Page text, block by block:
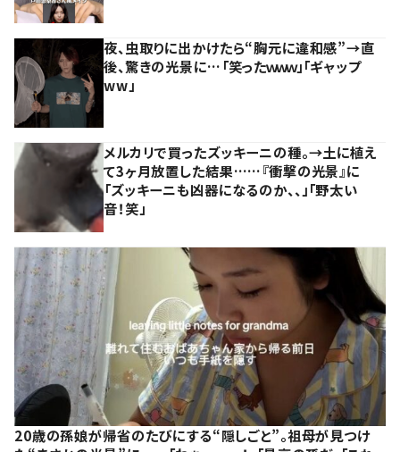
夜、虫取りに出かけたら“胸元に違和感”→直
後、驚きの光景に…「笑ったｗｗｗ」「ギャップ
ww」
メルカリで買ったズッキーニの種。→土に植え
て3ヶ月放置した結果……『衝撃の光景』に
「ズッキーニも凶器になるのか、、」「野太い
音！笑」
20歳の孫娘が帰省のたびにする“隠しごと”。祖母が見つけ